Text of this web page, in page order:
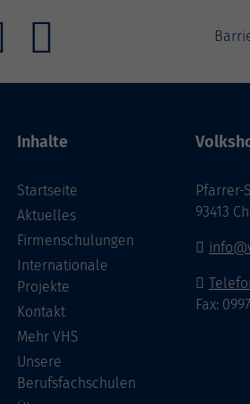
Inhalte
Startseite
Aktuelles
Firmenschulungen
Internationale
Projekte
Kontakt
Mehr VHS
Unsere
Berufsfachschulen
Pfarrer-
93413
Fax: